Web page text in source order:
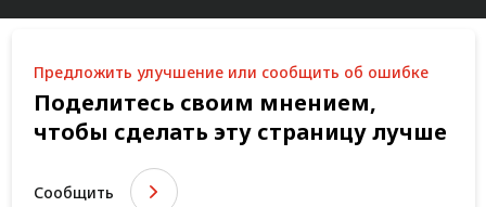
Предложить улучшение или сообщить об ошибке
Поделитесь своим мнением,
чтобы сделать эту страницу лучше
Сообщить